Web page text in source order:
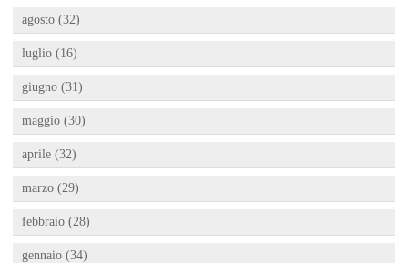
agosto (32)
luglio (16)
giugno (31)
maggio (30)
aprile (32)
marzo (29)
febbraio (28)
gennaio (34)